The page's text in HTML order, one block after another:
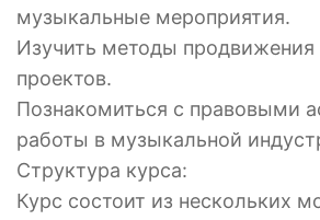
музыкальные мероприятия.
Изучить методы
проектов.
Познакомиться с правовыми
работы в музыкальной
Структура курса:
Курс состоит из нескольких